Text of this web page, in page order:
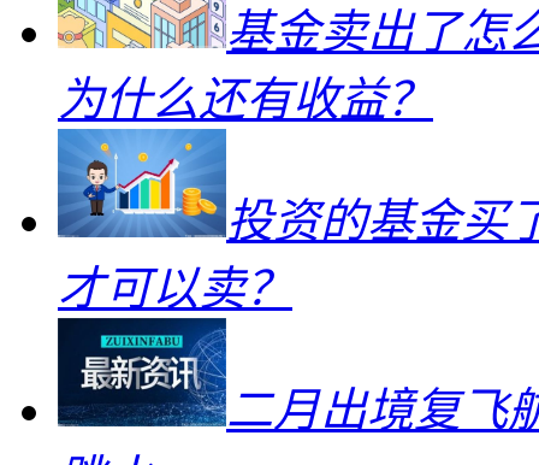
基金卖出了怎
为什么还有收益？
投资的基金买
才可以卖？
二月出境复飞